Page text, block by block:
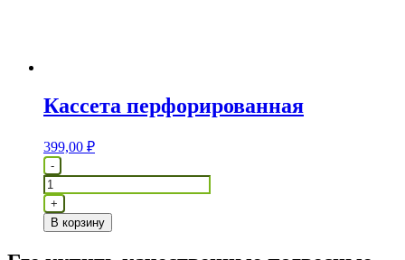
Кассета перфорированная
399,00 ₽
Количество
товара
Кассета
перфорированная
-
+
В корзину